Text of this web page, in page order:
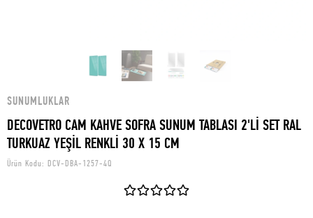
SUNUMLUKLAR
DECOVETRO CAM KAHVE SOFRA SUNUM TABLASI 2'Lİ SET RAL
TURKUAZ YEŞİL RENKLİ 30 X 15 CM
Ürün Kodu: DCV-DBA-1257-4Q